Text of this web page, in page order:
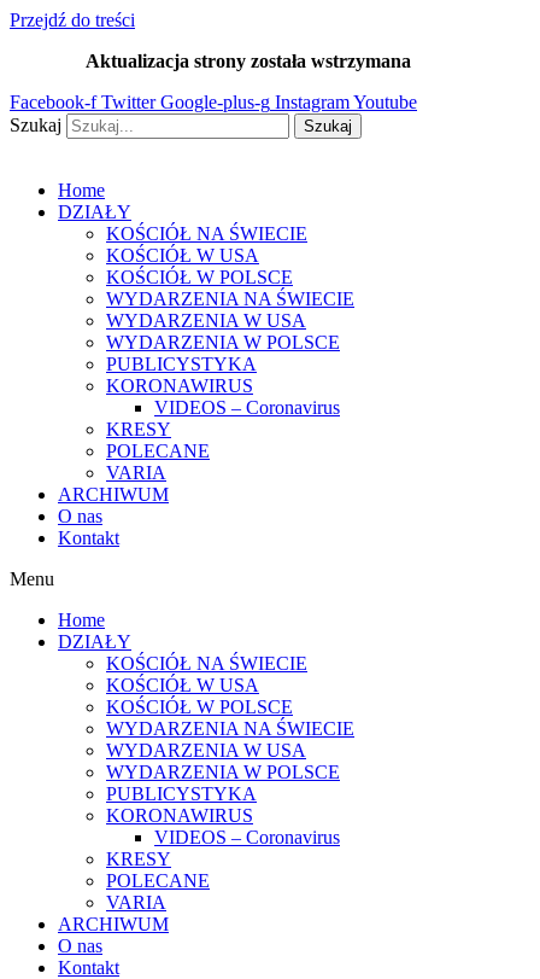
Przejdź do treści
Aktualizacja strony została wstrzymana
Facebook-f Twitter Google-plus-g InstagramYoutube
Szukaj
Szukaj
Home
DZIAŁY
KOŚCIÓŁ NA ŚWIECIE
KOŚCIÓŁ W USA
KOŚCIÓŁ W POLSCE
WYDARZENIA NA ŚWIECIE
WYDARZENIA W USA
WYDARZENIA W POLSCE
PUBLICYSTYKA
KORONAWIRUS
VIDEOS – Coronavirus
KRESY
POLECANE
VARIA
ARCHIWUM
O nas
Kontakt
Menu
Home
DZIAŁY
KOŚCIÓŁ NA ŚWIECIE
KOŚCIÓŁ W USA
KOŚCIÓŁ W POLSCE
WYDARZENIA NA ŚWIECIE
WYDARZENIA W USA
WYDARZENIA W POLSCE
PUBLICYSTYKA
KORONAWIRUS
VIDEOS – Coronavirus
KRESY
POLECANE
VARIA
ARCHIWUM
O nas
Kontakt